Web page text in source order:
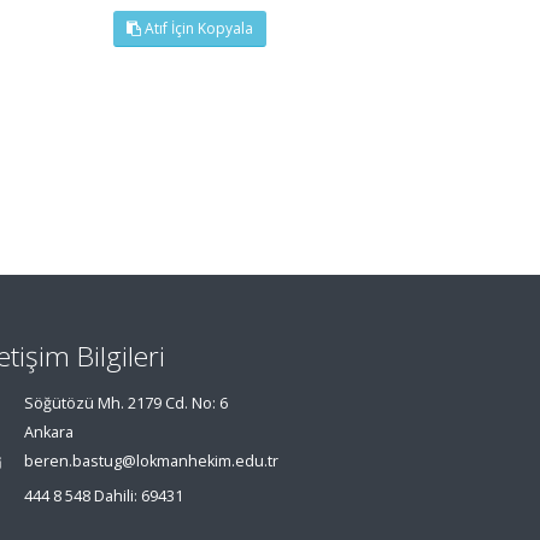
Atıf İçin Kopyala
Bilgileri
Söğütözü Mh. 2179 Cd. No: 6
Ankara
beren.bastug@lokmanhekim.edu.tr
444 8 548 Dahili: 69431